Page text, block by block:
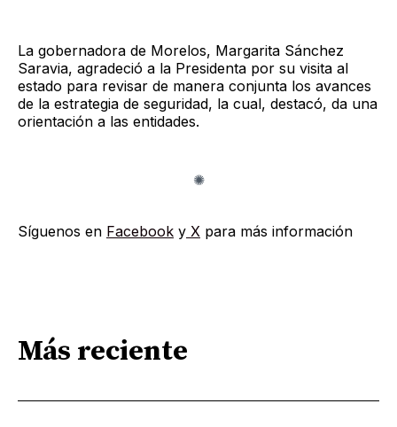
La gobernadora de Morelos, Margarita Sánchez
Saravia, agradeció a la Presidenta por su visita al
estado para revisar de manera conjunta los avances
de la estrategia de seguridad, la cual, destacó, da una
orientación a las entidades.
Síguenos en Facebook y X para más información
Más reciente